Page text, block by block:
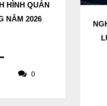
HÌNH QUẢN
NĂM 2026
0